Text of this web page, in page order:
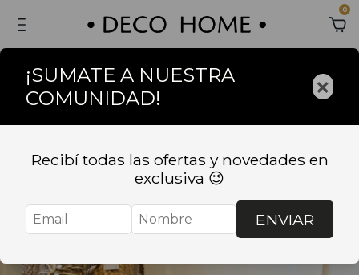
0
¡SUMATE A NUESTRA
COMUNIDAD!
×
Recibí todas las ofertas y novedades en
exclusiva 😉
ENVIAR